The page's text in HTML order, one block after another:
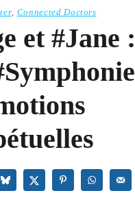
Connected Doctors
et #Jane :